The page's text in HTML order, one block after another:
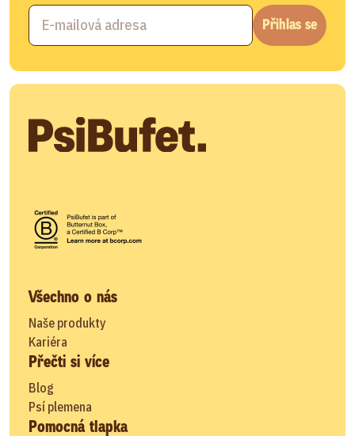
Přihlas se
Všechno o nás
Naše produkty
Kariéra
Přečti si více
Blog
Psí plemena
Pomocná tlapka